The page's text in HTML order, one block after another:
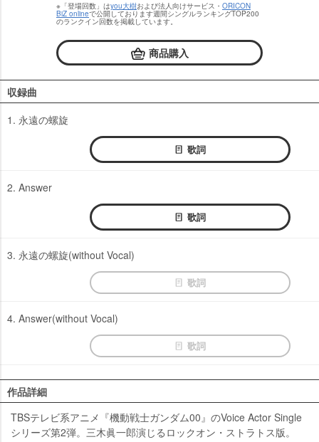
※「登場回数」はyou大樹および法人向けサービス・ ORICON
BiZ onlineで公開しております週間シングルランキングTOP200
のランクイン回数を掲載しています。
商品購入
収録曲
1. 永遠の螺旋
歌詞
2. Answer
歌詞
3. 永遠の螺旋(without Vocal)
歌詞
4. Answer(without Vocal)
歌詞
作品詳細
TBSテレビ系アニメ『機動戦士ガンダム00』のVoice Actor Single
シリーズ第2弾。三木眞一郎演じるロックオン・ストラトス版。